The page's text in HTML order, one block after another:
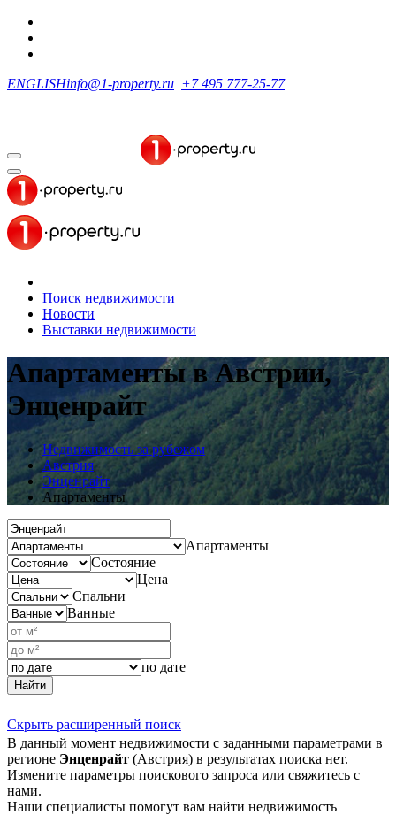
ENGLISHinfo@1-property.ru +7 495 777-25-77
Поиск недвижимости
Новости
Выставки недвижимости
Апартаменты в Австрии,
Энценрайт
Недвижимость за рубежом
Австрия
Энценрайт
Апартаменты
Апартаменты
Состояние
Цена
Спальни
Ванные
по дате
Найти
Скрыть расширенный поиск
В данный момент недвижимости с заданными параметрами в
регионе Энценрайт (Австрия) в результатах поиска нет.
Измените параметры поискового запроса или свяжитесь с
нами.
Наши специалисты помогут вам найти недвижимость